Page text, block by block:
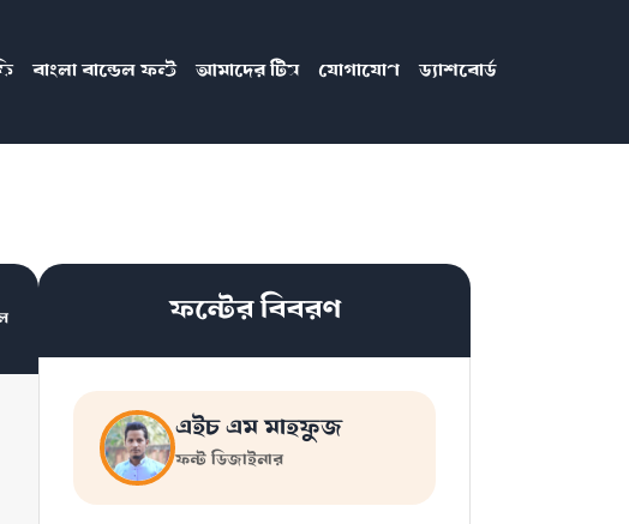
বাংলা বান্ডেল ফন্ট আমাদের টিম যোগাযোগ ড্যাশবোর্ড
ফন্টের বিবরণ
এইচ এম মাহফুজ
ফন্ট ডিজাইনার